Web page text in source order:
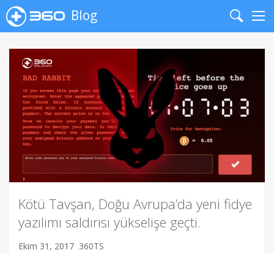
Blog
Search
Kötü Tavşan, Doğu Avrupa’da yeni fidye
yazılımı saldırısı yükselişe geçti.
Ekim 31, 2017 360TS